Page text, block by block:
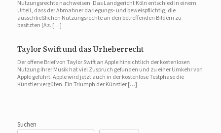
Nutzungsrechte nachweisen. Das Landgericht Köln entschied in einem
Urteil, dass der Abmahner darlegungs- und beweispflichtig, die
ausschließlichen Nutzungsrechte an den betreffenden Bildern zu
besitzten (Az. […]
Taylor Swift und das Urheberrecht
Der offene Brief von Taylor Swift an Apple hinsichtlich der kostenlosen
Nutzung ihrer Musik hat viel Zuspruch gefunden und zu einer Umkehr von
Apple geführt. Apple wird jetzt auch in der kostenlose Testphase die
Künstler vergüten. Ein Triumph der Künstler […]
Suchen